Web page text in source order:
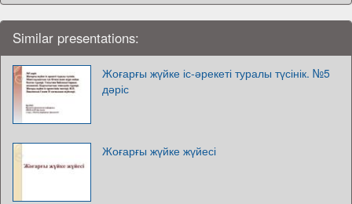
Similar presentations:
Жоғарғы жүйке іс-әрекеті туралы түсінік. №5
дәріс
Жоғарғы жүйке жүйесі